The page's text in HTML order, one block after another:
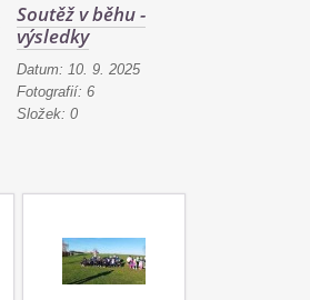
Soutěž v běhu -
výsledky
Datum: 10. 9. 2025
Fotografií: 6
Složek: 0